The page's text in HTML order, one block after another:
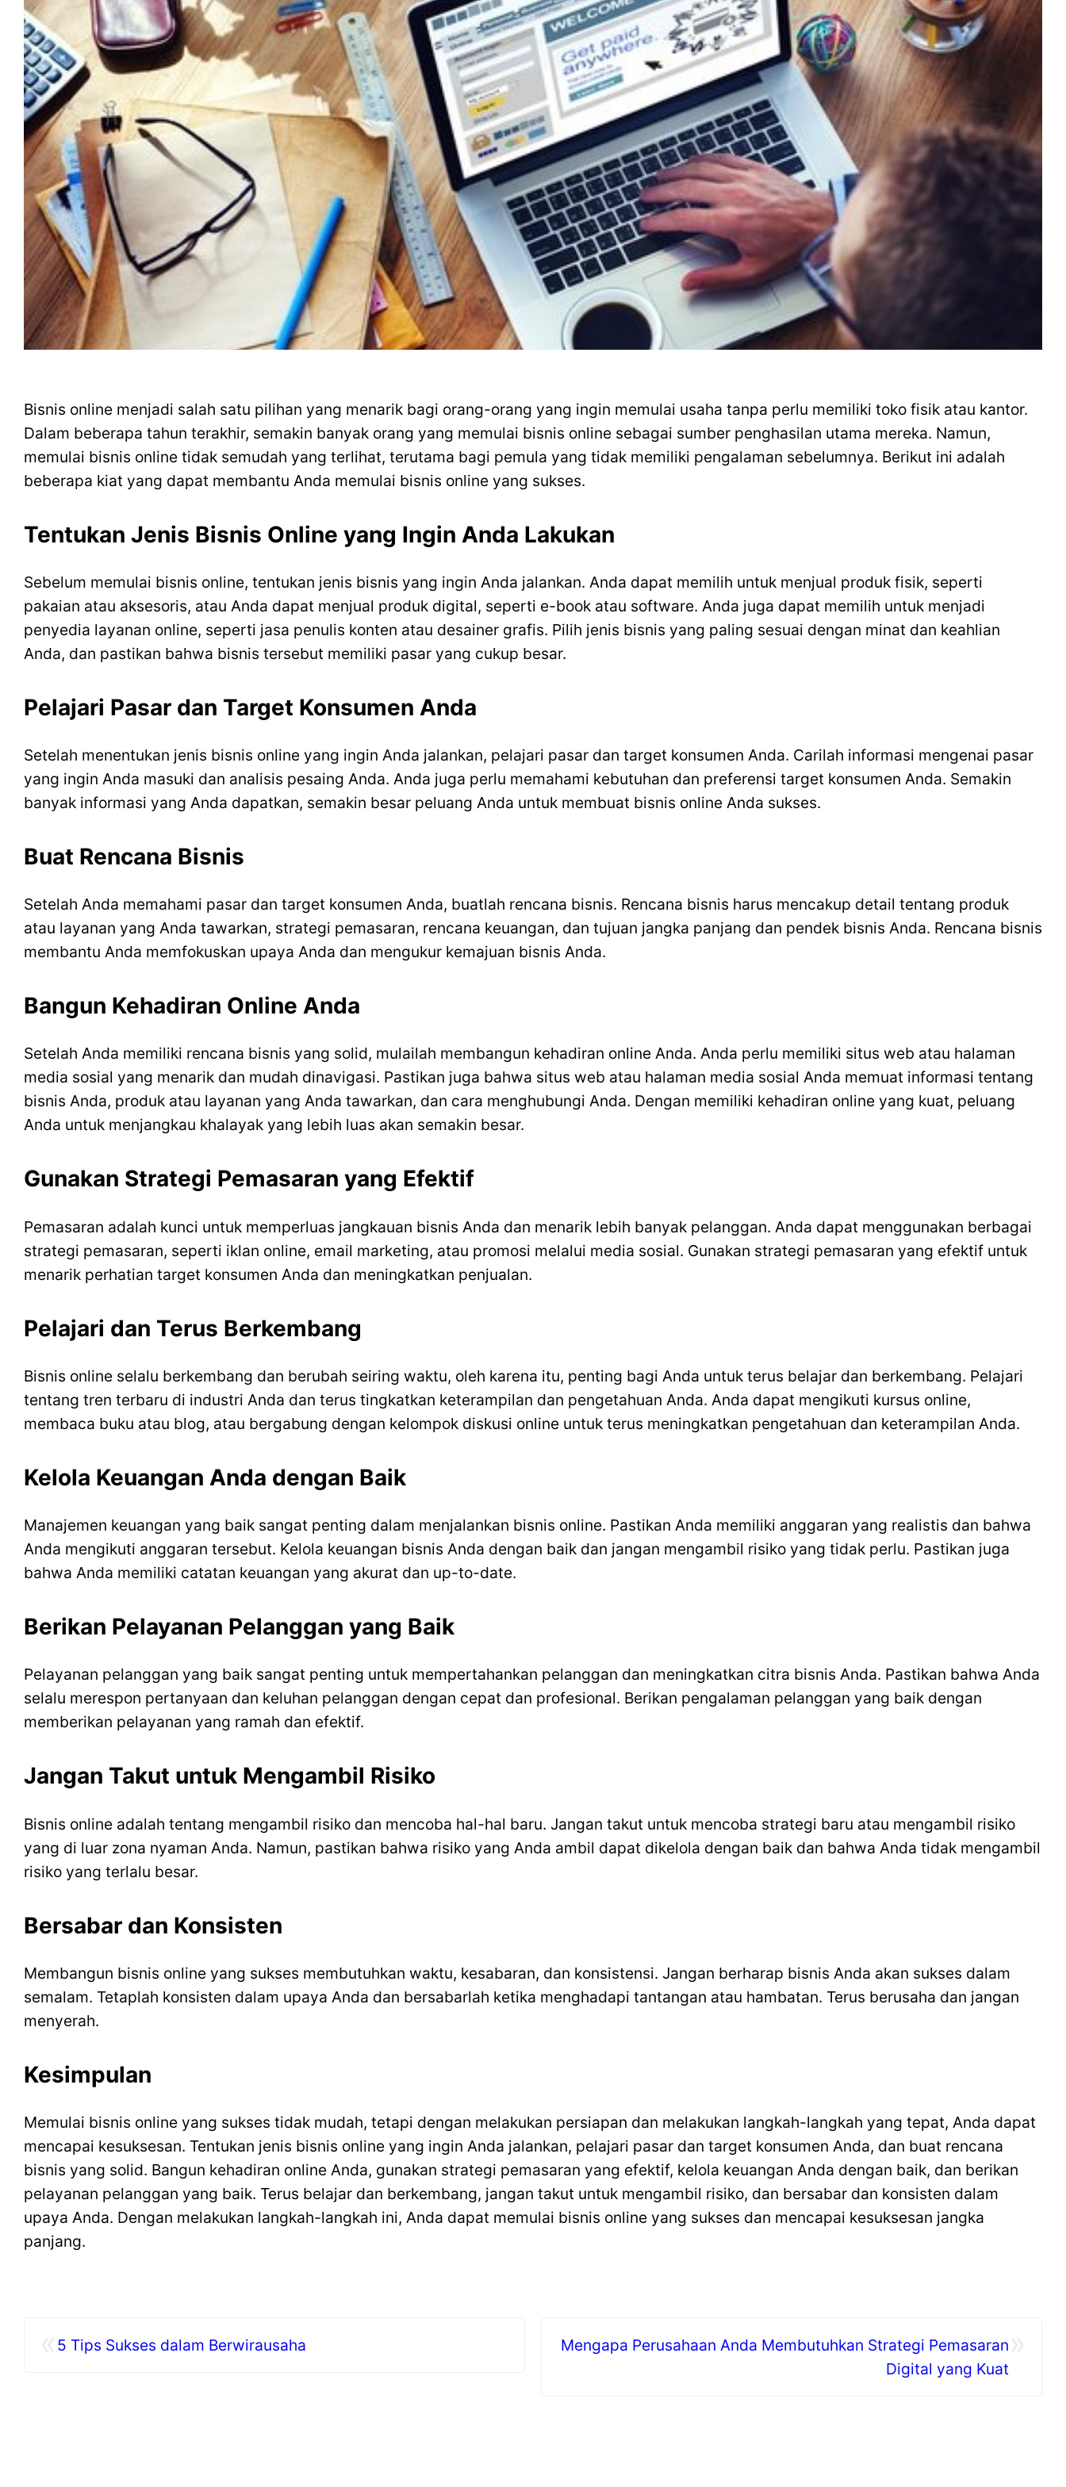
Bisnis online menjadi salah satu pilihan yang menarik bagi orang-orang yang ingin memulai usaha tanpa perlu memiliki toko fisik atau kantor.
Dalam beberapa tahun terakhir, semakin banyak orang yang memulai bisnis online sebagai sumber penghasilan utama mereka. Namun,
memulai bisnis online tidak semudah yang terlihat, terutama bagi pemula yang tidak memiliki pengalaman sebelumnya. Berikut ini adalah
beberapa kiat yang dapat membantu Anda memulai bisnis online yang sukses.
Tentukan Jenis Bisnis Online yang Ingin Anda Lakukan
Sebelum memulai bisnis online, tentukan jenis bisnis yang ingin Anda jalankan. Anda dapat memilih untuk menjual produk fisik, seperti
pakaian atau aksesoris, atau Anda dapat menjual produk digital, seperti e-book atau software. Anda juga dapat memilih untuk menjadi
penyedia layanan online, seperti jasa penulis konten atau desainer grafis. Pilih jenis bisnis yang paling sesuai dengan minat dan keahlian
Anda, dan pastikan bahwa bisnis tersebut memiliki pasar yang cukup besar.
Pelajari Pasar dan Target Konsumen Anda
Setelah menentukan jenis bisnis online yang ingin Anda jalankan, pelajari pasar dan target konsumen Anda. Carilah informasi mengenai pasar
yang ingin Anda masuki dan analisis pesaing Anda. Anda juga perlu memahami kebutuhan dan preferensi target konsumen Anda. Semakin
banyak informasi yang Anda dapatkan, semakin besar peluang Anda untuk membuat bisnis online Anda sukses.
Buat Rencana Bisnis
Setelah Anda memahami pasar dan target konsumen Anda, buatlah rencana bisnis. Rencana bisnis harus mencakup detail tentang produk
atau layanan yang Anda tawarkan, strategi pemasaran, rencana keuangan, dan tujuan jangka panjang dan pendek bisnis Anda. Rencana bisnis
membantu Anda memfokuskan upaya Anda dan mengukur kemajuan bisnis Anda.
Bangun Kehadiran Online Anda
Setelah Anda memiliki rencana bisnis yang solid, mulailah membangun kehadiran online Anda. Anda perlu memiliki situs web atau halaman
media sosial yang menarik dan mudah dinavigasi. Pastikan juga bahwa situs web atau halaman media sosial Anda memuat informasi tentang
bisnis Anda, produk atau layanan yang Anda tawarkan, dan cara menghubungi Anda. Dengan memiliki kehadiran online yang kuat, peluang
Anda untuk menjangkau khalayak yang lebih luas akan semakin besar.
Gunakan Strategi Pemasaran yang Efektif
Pemasaran adalah kunci untuk memperluas jangkauan bisnis Anda dan menarik lebih banyak pelanggan. Anda dapat menggunakan berbagai
strategi pemasaran, seperti iklan online, email marketing, atau promosi melalui media sosial. Gunakan strategi pemasaran yang efektif untuk
menarik perhatian target konsumen Anda dan meningkatkan penjualan.
Pelajari dan Terus Berkembang
Bisnis online selalu berkembang dan berubah seiring waktu, oleh karena itu, penting bagi Anda untuk terus belajar dan berkembang. Pelajari
tentang tren terbaru di industri Anda dan terus tingkatkan keterampilan dan pengetahuan Anda. Anda dapat mengikuti kursus online,
membaca buku atau blog, atau bergabung dengan kelompok diskusi online untuk terus meningkatkan pengetahuan dan keterampilan Anda.
Kelola Keuangan Anda dengan Baik
Manajemen keuangan yang baik sangat penting dalam menjalankan bisnis online. Pastikan Anda memiliki anggaran yang realistis dan bahwa
Anda mengikuti anggaran tersebut. Kelola keuangan bisnis Anda dengan baik dan jangan mengambil risiko yang tidak perlu. Pastikan juga
bahwa Anda memiliki catatan keuangan yang akurat dan up-to-date.
Berikan Pelayanan Pelanggan yang Baik
Pelayanan pelanggan yang baik sangat penting untuk mempertahankan pelanggan dan meningkatkan citra bisnis Anda. Pastikan bahwa Anda
selalu merespon pertanyaan dan keluhan pelanggan dengan cepat dan profesional. Berikan pengalaman pelanggan yang baik dengan
memberikan pelayanan yang ramah dan efektif.
Jangan Takut untuk Mengambil Risiko
Bisnis online adalah tentang mengambil risiko dan mencoba hal-hal baru. Jangan takut untuk mencoba strategi baru atau mengambil risiko
yang di luar zona nyaman Anda. Namun, pastikan bahwa risiko yang Anda ambil dapat dikelola dengan baik dan bahwa Anda tidak mengambil
risiko yang terlalu besar.
Bersabar dan Konsisten
Membangun bisnis online yang sukses membutuhkan waktu, kesabaran, dan konsistensi. Jangan berharap bisnis Anda akan sukses dalam
semalam. Tetaplah konsisten dalam upaya Anda dan bersabarlah ketika menghadapi tantangan atau hambatan. Terus berusaha dan jangan
menyerah.
Kesimpulan
Memulai bisnis online yang sukses tidak mudah, tetapi dengan melakukan persiapan dan melakukan langkah-langkah yang tepat, Anda dapat
mencapai kesuksesan. Tentukan jenis bisnis online yang ingin Anda jalankan, pelajari pasar dan target konsumen Anda, dan buat rencana
bisnis yang solid. Bangun kehadiran online Anda, gunakan strategi pemasaran yang efektif, kelola keuangan Anda dengan baik, dan berikan
pelayanan pelanggan yang baik. Terus belajar dan berkembang, jangan takut untuk mengambil risiko, dan bersabar dan konsisten dalam
upaya Anda. Dengan melakukan langkah-langkah ini, Anda dapat memulai bisnis online yang sukses dan mencapai kesuksesan jangka
panjang.
5 Tips Sukses dalam Berwirausaha
Mengapa Perusahaan Anda Membutuhkan Strategi Pemasaran
Digital yang Kuat